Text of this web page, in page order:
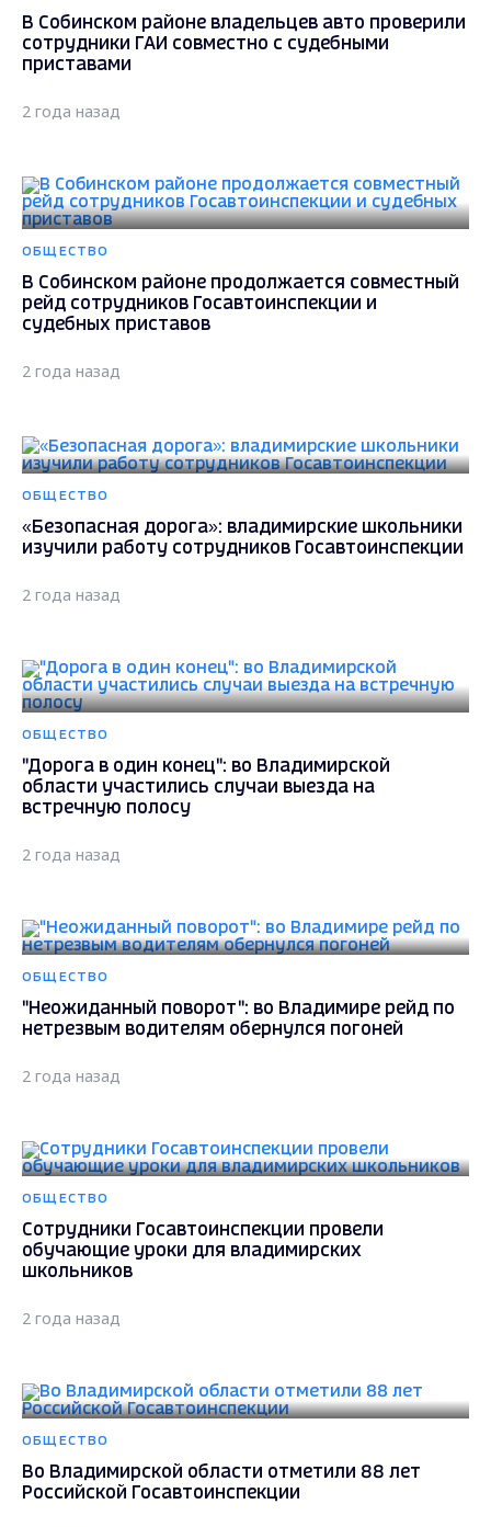
В Собинском районе владельцев авто проверили
сотрудники ГАИ совместно с судебными
приставами
2 года назад
ОБЩЕСТВО
В Собинском районе продолжается совместный
рейд сотрудников Госавтоинспекции и
судебных приставов
2 года назад
ОБЩЕСТВО
«Безопасная дорога»: владимирские школьники
изучили работу сотрудников Госавтоинспекции
2 года назад
ОБЩЕСТВО
"Дорога в один конец": во Владимирской
области участились случаи выезда на
встречную полосу
2 года назад
ОБЩЕСТВО
"Неожиданный поворот": во Владимире рейд по
нетрезвым водителям обернулся погоней
2 года назад
ОБЩЕСТВО
Сотрудники Госавтоинспекции провели
обучающие уроки для владимирских
школьников
2 года назад
ОБЩЕСТВО
Во Владимирской области отметили 88 лет
Российской Госавтоинспекции